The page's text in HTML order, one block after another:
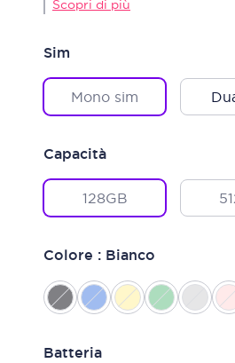
Scopri di più
Sim
Mono sim
Capacità
128GB
Colore : Bianco
Batteria